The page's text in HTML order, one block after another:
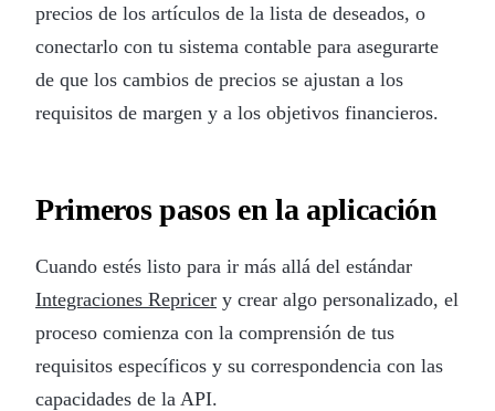
precios de los artículos de la lista de deseados, o
conectarlo con tu sistema contable para asegurarte
de que los cambios de precios se ajustan a los
requisitos de margen y a los objetivos financieros.
Primeros pasos en la aplicación
Cuando estés listo para ir más allá del estándar
Integraciones Repricer y crear algo personalizado, el
proceso comienza con la comprensión de tus
requisitos específicos y su correspondencia con las
capacidades de la API.